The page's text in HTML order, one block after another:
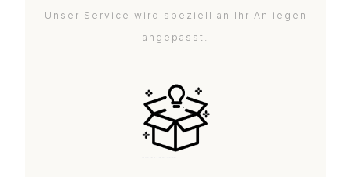
Unser Service wird speziell an Ihr Anliegen
angepasst.